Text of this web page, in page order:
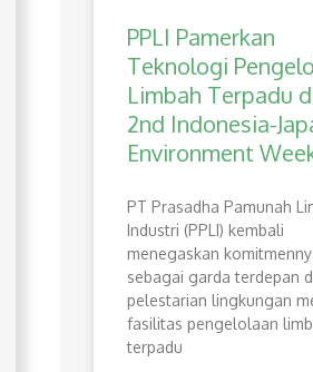
PPLI Pamerkan
Teknologi
Limbah Terpadu
2nd Indonesia-
Environment
PT Prasadha Pamunah
Industri (PPLI) kembali
menegaskan
sebagai garda terdepan
pelestarian lingkungan
fasilitas pengelolaan
terpadu